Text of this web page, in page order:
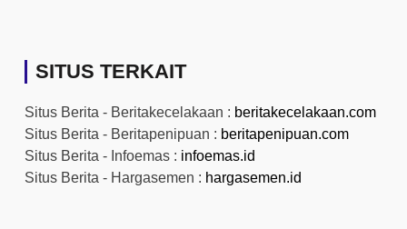
SITUS TERKAIT
Situs Berita - Beritakecelakaan : beritakecelakaan.com
Situs Berita - Beritapenipuan : beritapenipuan.com
Situs Berita - Infoemas : infoemas.id
Situs Berita - Hargasemen : hargasemen.id